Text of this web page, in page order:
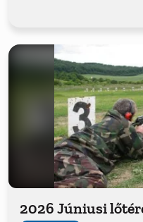
2026 Júniusi